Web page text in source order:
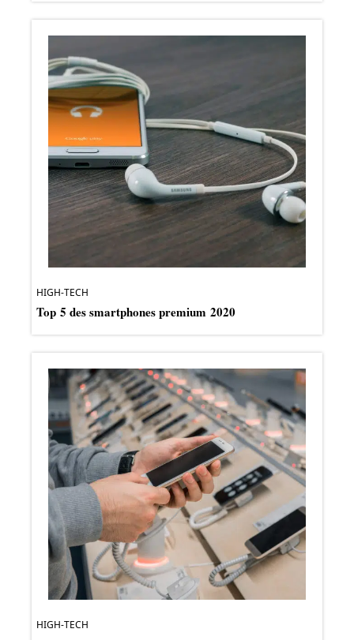
HIGH-TECH
Top 5 des smartphones premium 2020
HIGH-TECH